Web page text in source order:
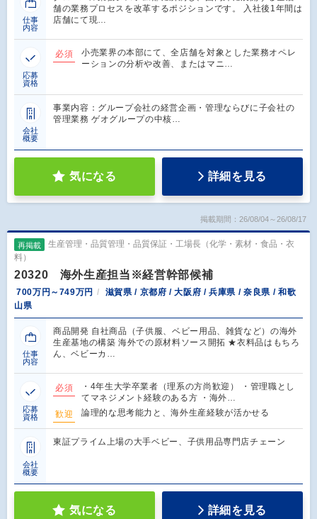
仕事
内容
舗の業務プロセスを改革するポジションです。 入社後1年間は
店舗にて現…
応募
資格
必須
小売業界の本部にて、全店舗を対象とした業務オペレ
ーションの分析や改善、またはマニ…
会社
概要
事業内容：グループ会社の経営企画・管理ならびに子会社の
管理業務 ゲオグループの中核…
気になる 詳細を見る
掲載期間：26/08/04～26/08/17
再掲載
生産管理・品質管理・品質保証・工場長（化学・素材・食品・衣
料）
20320 海外生産担当※経営幹部候補
700万円～749万円
滋賀県 / 京都府 / 大阪府 / 兵庫県 / 奈良県 / 和歌
山県
仕事
内容
商品開発 自社商品（子供服、ベビー用品、雑貨など）の海外
生産基地の構築 海外での原材料ソース開拓 ★衣料品はもちろ
ん、ベビーカ…
応募
資格
必須
・4年生大学卒業者（理系の方尚歓迎） ・管理職とし
てマネジメント経験のある方 ・海外…
歓迎
論理的な思考能力と、海外生産経験が活かせる
会社
概要
東証プライム上場の大手ベビー、子供用品専門店チェーン
気になる 詳細を見る